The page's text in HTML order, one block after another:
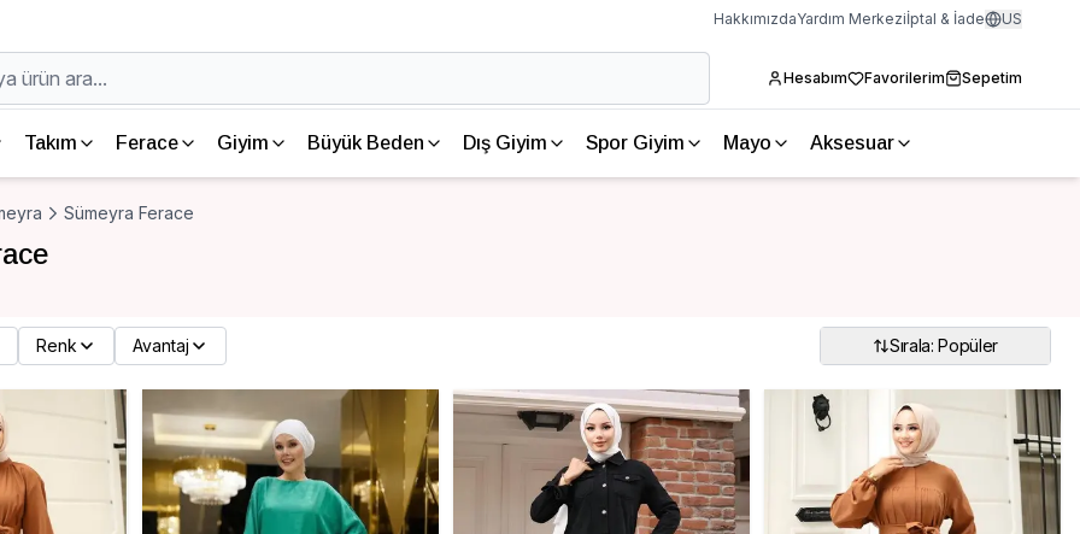
HakkımızdaYardım Merkeziİptal & İade US
Hesabım Favorilerim Sepetim
Takım Ferace Giyim Büyük Beden Dış Giyim Spor Giyim Mayo Aksesuar
Sümeyra Ferace
Renk Avantaj Sırala: Popüler